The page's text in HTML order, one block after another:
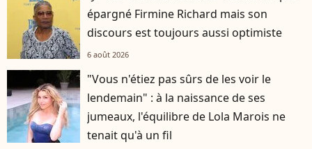
épargné Firmine Richard mais son
discours est toujours aussi optimiste
6 août 2026
"Vous n'étiez pas sûrs de les voir le
lendemain" : à la naissance de ses
jumeaux, l'équilibre de Lola Marois ne
tenait qu'à un fil